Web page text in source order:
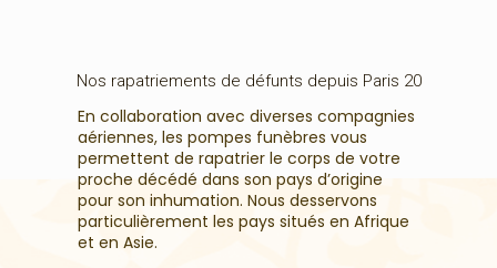
Nos rapatriements de défunts depuis Paris 20
En collaboration avec diverses compagnies
aériennes, les pompes funèbres vous
permettent de rapatrier le corps de votre
proche décédé dans son pays d’origine
pour son inhumation. Nous desservons
particulièrement les pays situés en Afrique
et en Asie.